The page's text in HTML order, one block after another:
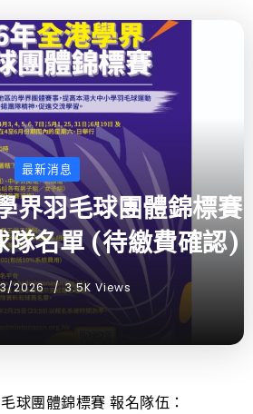
最新消息
界羽毛球團體錦標賽
隊名單 (待繳費確認)
2026 3.5K Views
球團體錦標賽 報名隊伍：